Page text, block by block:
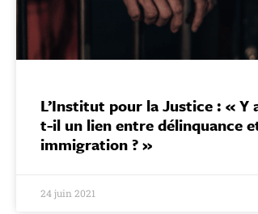
L’Institut pour la Justice : « Y
t-il un lien entre délinquance
immigration ? »
24 juin 2021